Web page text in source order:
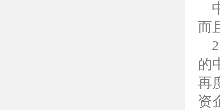
而
的
再
资